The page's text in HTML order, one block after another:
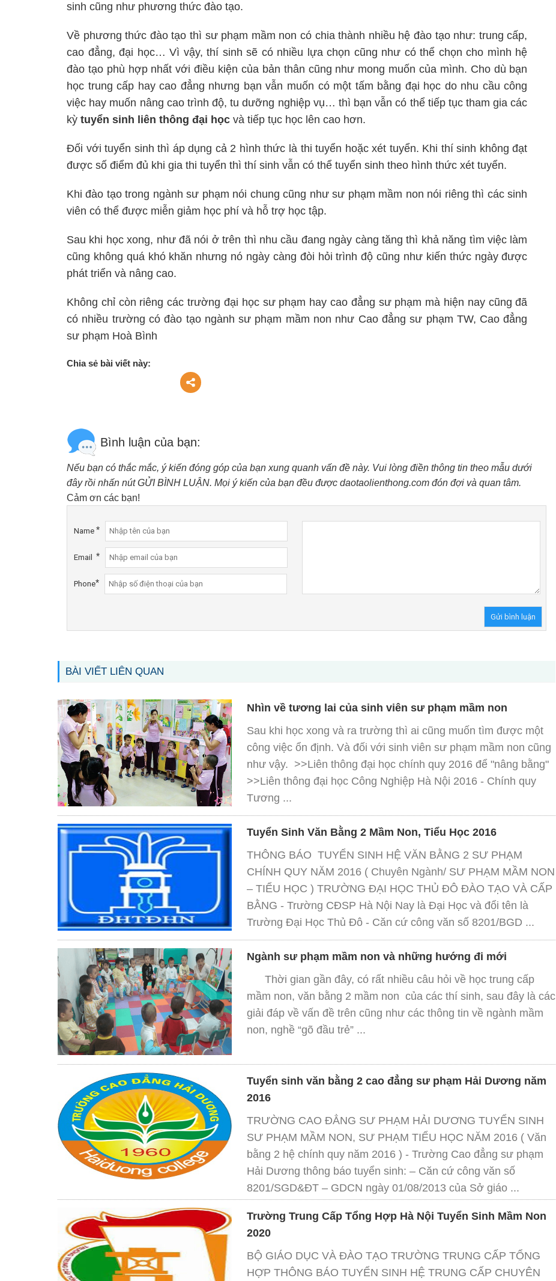
sinh cũng như phương thức đào tạo.
Về phương thức đào tạo thì sư phạm mầm non có chia thành nhiều hệ đào tạo như: trung cấp,
cao đẳng, đại học… Vì vậy, thí sinh sẽ có nhiều lựa chọn cũng như có thể chọn cho mình hệ
đào tạo phù hợp nhất với điều kiện của bản thân cũng như mong muốn của mình. Cho dù bạn
học trung cấp hay cao đẳng nhưng bạn vẫn muốn có một tấm bằng đại học do nhu cầu công
việc hay muốn nâng cao trình độ, tu dưỡng nghiệp vụ… thì bạn vẫn có thể tiếp tục tham gia các
kỳ tuyển sinh liên thông đại học và tiếp tục học lên cao hơn.
Đối với tuyển sinh thì áp dụng cả 2 hình thức là thi tuyển hoặc xét tuyển. Khi thí sinh không đạt
được số điểm đủ khi gia thi tuyển thì thí sinh vẫn có thể tuyển sinh theo hình thức xét tuyển.
Khi đào tạo trong ngành sư phạm nói chung cũng như sư phạm mầm non nói riêng thì các sinh
viên có thể được miễn giảm học phí và hỗ trợ học tập.
Sau khi học xong, như đã nói ở trên thì nhu cầu đang ngày càng tăng thì khả năng tìm việc làm
cũng không quá khó khăn nhưng nó ngày càng đòi hỏi trình độ cũng như kiến thức ngày được
phát triển và nâng cao.
Không chỉ còn riêng các trường đại học sư phạm hay cao đẳng sư phạm mà hiện nay cũng đã
có nhiều trường có đào tạo ngành sư phạm mầm non như Cao đẳng sư phạm TW, Cao đẳng
sư phạm Hoà Bình
Chia sẻ bài viết này:
Bình luận của bạn:
Nếu bạn có thắc mắc, ý kiến đóng góp của bạn xung quanh vấn đề này. Vui lòng điền thông tin theo mẫu dưới
đây rồi nhấn nút GỬI BÌNH LUẬN. Mọi ý kiến của bạn đều được daotaolienthong.com đón đợi và quan tâm.
Cảm ơn các bạn!
Name *
Email *
Phone*
BÀI VIẾT LIÊN QUAN
Nhìn về tương lai của sinh viên sư phạm mầm non
Sau khi học xong và ra trường thì ai cũng muốn tìm được một
công việc ổn định. Và đối với sinh viên sư phạm mầm non cũng
như vậy. >>Liên thông đại học chính quy 2016 để "nâng bằng"
>>Liên thông đại học Công Nghiệp Hà Nội 2016 - Chính quy
Tương ...
Tuyển Sinh Văn Bằng 2 Mầm Non, Tiểu Học 2016
THÔNG BÁO TUYỂN SINH HỆ VĂN BẰNG 2 SƯ PHẠM
CHÍNH QUY NĂM 2016 ( Chuyên Ngành/ SƯ PHẠM MẦM NON
– TIỂU HỌC ) TRƯỜNG ĐẠI HỌC THỦ ĐÔ ĐÀO TẠO VÀ CẤP
BẰNG - Trường CĐSP Hà Nội Nay là Đại Học và đổi tên là
Trường Đại Học Thủ Đô - Căn cứ công văn số 8201/BGD ...
Ngành sư phạm mầm non và những hướng đi mới
Thời gian gần đây, có rất nhiều câu hỏi về học trung cấp
mầm non, văn bằng 2 mầm non của các thí sinh, sau đây là các
giải đáp về vấn đề trên cũng như các thông tin về ngành mầm
non, nghề “gõ đầu trẻ” ...
Tuyển sinh văn bằng 2 cao đẳng sư phạm Hải Dương năm
2016
TRƯỜNG CAO ĐẲNG SƯ PHẠM HẢI DƯƠNG TUYỂN SINH
SƯ PHẠM MẦM NON, SƯ PHẠM TIỂU HỌC NĂM 2016 ( Văn
bằng 2 hệ chính quy năm 2016 ) - Trường Cao đẳng sư phạm
Hải Dương thông báo tuyển sinh: – Căn cứ công văn số
8201/SGD&ĐT – GDCN ngày 01/08/2013 của Sở giáo ...
Trường Trung Cấp Tổng Hợp Hà Nội Tuyển Sinh Mầm Non
2020
BỘ GIÁO DỤC VÀ ĐÀO TẠO TRƯỜNG TRUNG CẤP TỔNG
HỢP THÔNG BÁO TUYỂN SINH HỆ TRUNG CẤP CHUYÊN